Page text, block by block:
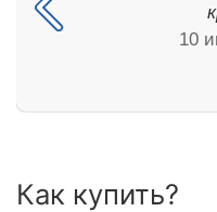
10
Как купить?